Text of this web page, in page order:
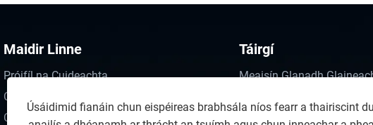
Maidir Linne
Próifíl na Cuideachta
Cás agus Taispeántas
CCanna
Táirgí
Meaisín Glanadh
Glaineacht
Úsáidimid fianáin chun eispéireas brabhsála níos fearr a thairiscint